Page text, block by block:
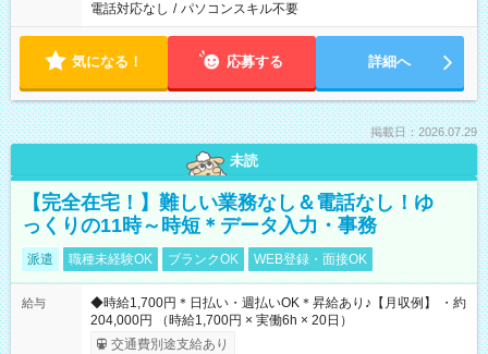
電話対応なし / パソコンスキル不要
気になる！ 応募する 詳細へ
掲載日：2026.07.29
未読
【完全在宅！】難しい業務なし＆電話なし！ゆ
っくりの11時～時短＊データ入力・事務
派遣 職種未経験OK ブランクOK WEB登録・面接OK
給与
◆時給1,700円＊日払い・週払いOK＊昇給あり♪【月収例】 ・約
204,000円 （時給1,700円 × 実働6h × 20日）
交通費別途支給あり